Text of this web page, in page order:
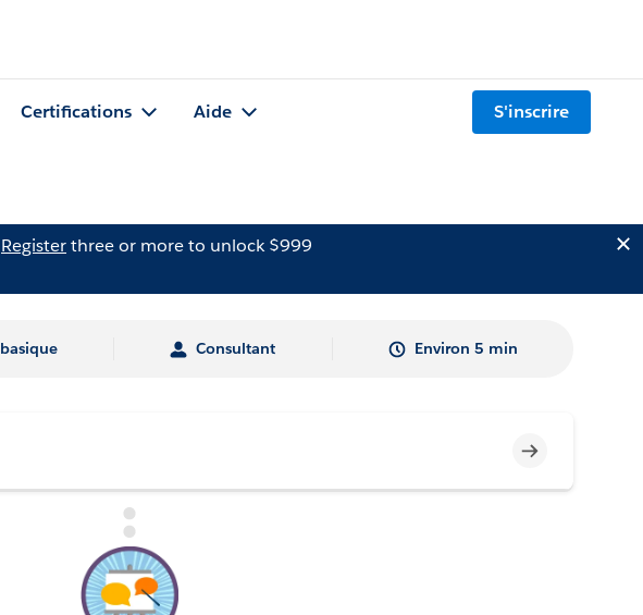
Certifications Aide S'inscrire
Registerthree or more to unlock $999
basique Consultant Environ 5 min
Incomplet